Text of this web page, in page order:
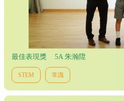
最佳表現獎 5A 朱瀚陞
STEM 常識